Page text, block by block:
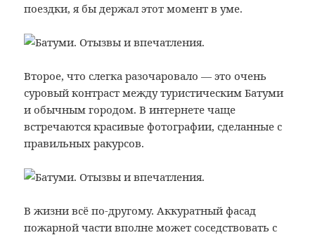
поездки, я бы держал этот момент в уме.
Второе, что слегка разочаровало — это очень
суровый контраст между туристическим Батуми
и обычным городом. В интернете чаще
встречаются красивые фотографии, сделанные с
правильных ракурсов.
В жизни всё по-другому. Аккуратный фасад
пожарной части вполне может соседствовать с